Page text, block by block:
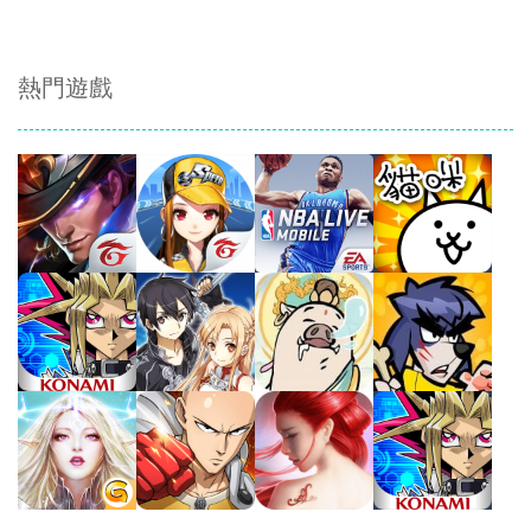
熱門遊戲
Play Play Play Play
Play Play Play Play